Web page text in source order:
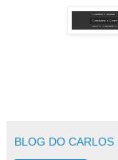
BLOG DO CARLOS